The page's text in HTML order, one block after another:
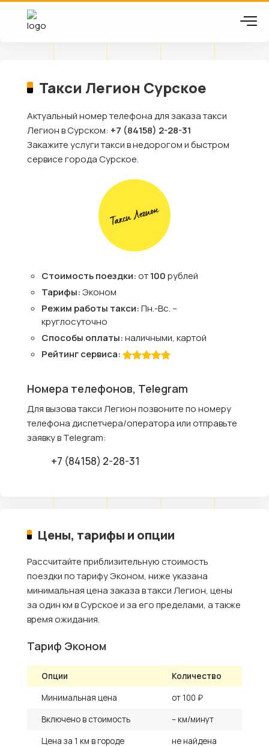
Такси Легион Сурское
Актуальный номер телефона для заказа такси
Легион в Сурском: +7 (84158) 2-28-31
Закажите услуги такси в недорогом и быстром
сервисе города Сурское.
Стоимость поездки:от100рублей
Тарифы:Эконом
Режим работы такси:Пн.-Вс. –
круглосуточно
Способы оплаты:наличными, картой
Рейтинг сервиса:
Номера телефонов, Telegram
Для вызова такси Легион позвоните по номеру
телефона диспетчера/оператора или отправьте
заявку в Telegram:
+7 (84158) 2-28-31
Цены, тарифы и опции
Рассчитайте приблизительную стоимость
поездки по тарифу Эконом, ниже указана
минимальная цена заказа в такси Легион, цены
за один км в Сурское и за его пределами, а также
время ожидания.
Тариф Эконом
Опции
Количество
Минимальная цена
от 100 ₽
Включено в стоимость
– км/минут
Цена за 1 км в городе
не найдена